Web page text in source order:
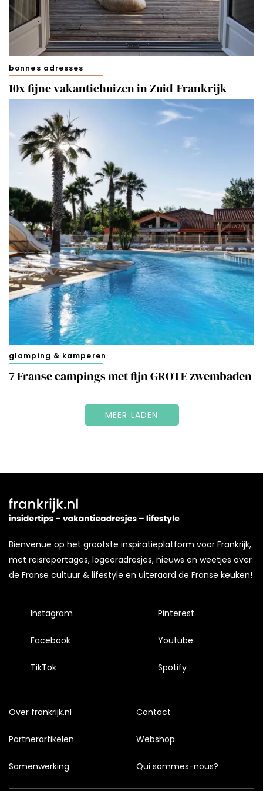
bonnes adresses
10x fijne vakantiehuizen in Zuid-Frankrijk
glamping & kamperen
7 Franse campings met fijn GROTE zwembaden
MEER LADEN
Bienvenue op het grootste inspiratieplatform voor Frankrijk,
met reisreportages, logeeradresjes, nieuws en weetjes over
de Franse cultuur & lifestyle en uiteraard de Franse keuken!
Instagram
Facebook
TikTok
Pinterest
Youtube
Spotify
Over frankrijk.nl
Partnerartikelen
Samenwerking
Contact
Webshop
Qui sommes-nous?